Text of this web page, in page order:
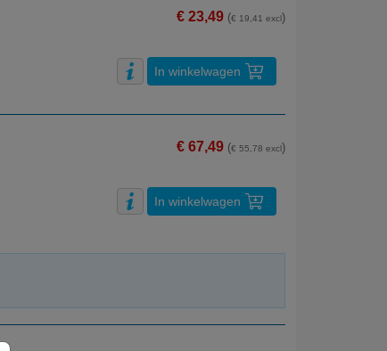
€ 23,49 (€ 19,41 excl)
In winkelwagen
€ 67,49 (€ 55,78 excl)
In winkelwagen